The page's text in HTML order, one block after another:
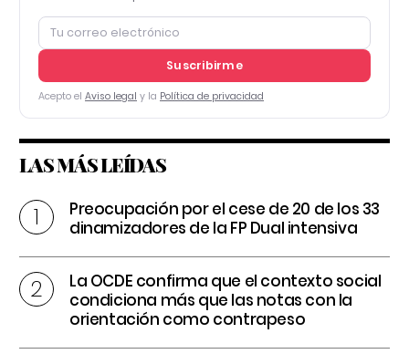
Suscribirme
Acepto el Aviso legal y la Política de privacidad
LAS MÁS LEÍDAS
Preocupación por el cese de 20 de los 33
dinamizadores de la FP Dual intensiva
La OCDE confirma que el contexto social
condiciona más que las notas con la
orientación como contrapeso